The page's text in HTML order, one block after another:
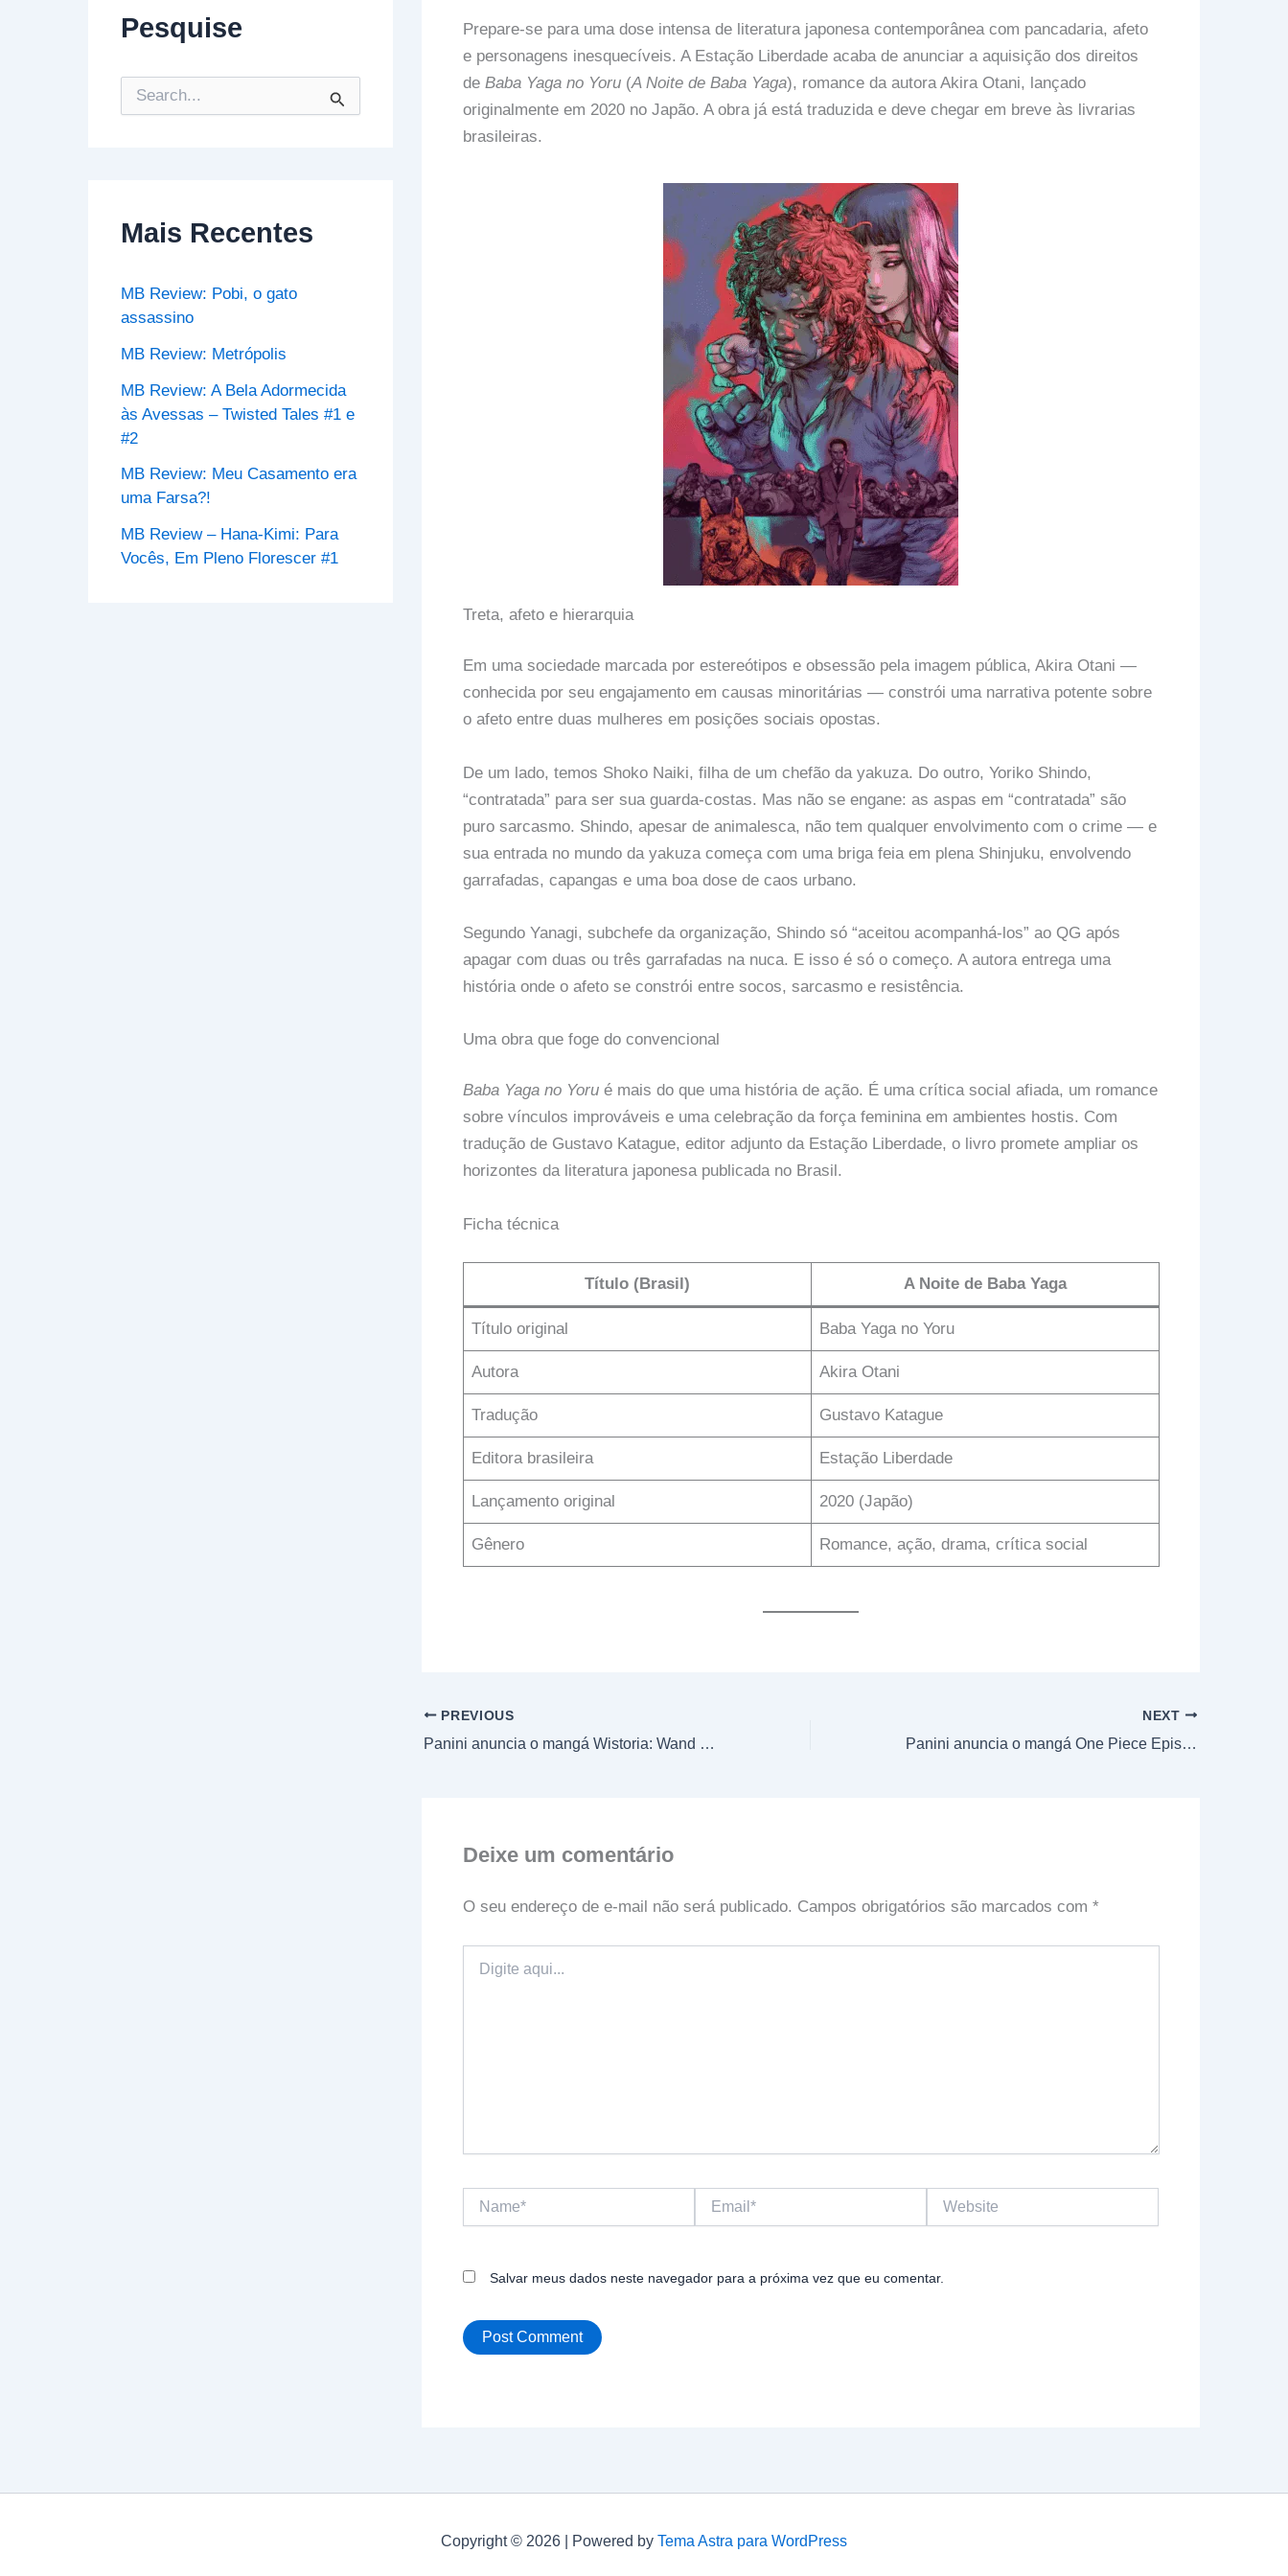
Pesquise
e
a
o
:
Mais Recentes
MB Review: Pobi, o gato
assassino
MB Review: Metrópolis
MB Review: A Bela Adormecida
às Avessas – Twisted Tales #1 e
#2
MB Review: Meu Casamento era
uma Farsa?!
MB Review – Hana-Kimi: Para
Vocês, Em Pleno Florescer #1
Prepare-se para uma dose intensa de literatura japonesa contemporânea com pancadaria, afeto
e personagens inesquecíveis. A Estação Liberdade acaba de anunciar a aquisição dos direitos
de Baba Yaga no Yoru(A Noite de Baba Yaga), romance da autora Akira Otani, lançado
originalmente em 2020 no Japão. A obra já está traduzida e deve chegar em breve às livrarias
brasileiras.
Treta, afeto e hierarquia
Em uma sociedade marcada por estereótipos e obsessão pela imagem pública, Akira Otani —
conhecida por seu engajamento em causas minoritárias — constrói uma narrativa potente sobre
o afeto entre duas mulheres em posições sociais opostas.
De um lado, temos Shoko Naiki, filha de um chefão da yakuza. Do outro, Yoriko Shindo,
“contratada” para ser sua guarda-costas. Mas não se engane: as aspas em “contratada” são
puro sarcasmo. Shindo, apesar de animalesca, não tem qualquer envolvimento com o crime — e
sua entrada no mundo da yakuza começa com uma briga feia em plena Shinjuku, envolvendo
garrafadas, capangas e uma boa dose de caos urbano.
Segundo Yanagi, subchefe da organização, Shindo só “aceitou acompanhá-los” ao QG após
apagar com duas ou três garrafadas na nuca. E isso é só o começo. A autora entrega uma
história onde o afeto se constrói entre socos, sarcasmo e resistência.
Uma obra que foge do convencional
Baba Yaga no Yorué mais do que uma história de ação. É uma crítica social afiada, um romance
sobre vínculos improváveis e uma celebração da força feminina em ambientes hostis. Com
tradução de Gustavo Katague, editor adjunto da Estação Liberdade, o livro promete ampliar os
horizontes da literatura japonesa publicada no Brasil.
Ficha técnica
Título (Brasil) A Noite de Baba Yaga
Título original Baba Yaga no Yoru
Autora Akira Otani
Tradução Gustavo Katague
Editora brasileira Estação Liberdade
Lançamento original 2020 (Japão)
Gênero Romance, ação, drama, crítica social
PREVIOUS
Panini anuncia o mangá Wistoria: Wand and Sword
NEXT
Panini anuncia o mangá One Piece Episode A, com arte de Boichi!
Deixe um comentário
O seu endereço de e-mail não será publicado. Campos obrigatórios são marcados com *
aqui...
Salvar meus dados neste navegador para a próxima vez que eu comentar.
Copyright © 2026 | Powered by Tema Astra para WordPress